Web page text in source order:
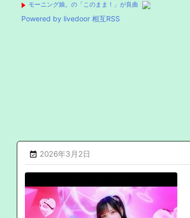
モーニング娘。の「このまま！」が良曲
Powered by livedoor 相互RSS
 2026年3月2日